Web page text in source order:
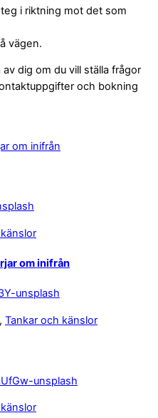
i riktning mot det som
vägen.
dig om du vill ställa frågor
och bokning
om inifrån
om inifrån
, Tankar och känslor